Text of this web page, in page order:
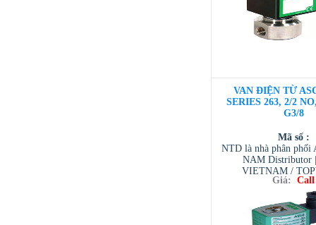
VAN ĐIỆN TỪ
SERIES 263, 2/2
G3/8
Mã số :
NTD là nhà phân phối
NAM Distributor
VIETNAM /
VIETNAM /
/ TESCOM
Giá: Call